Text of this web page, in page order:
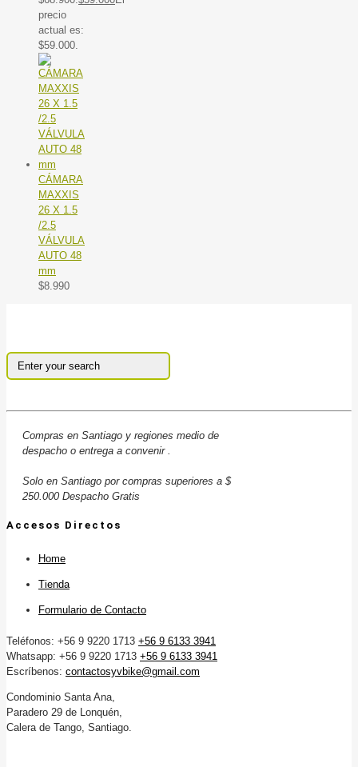
precio
actual es:
$59.000.
CÁMARA
MAXXIS
26 X 1.5
/2.5
VÁLVULA
AUTO 48
mm
$8.990
Compras en Santiago y regiones medio de
despacho o entrega a convenir .
Solo en Santiago por compras superiores a $
250.000 Despacho Gratis
Accesos Directos
Home
Tienda
Formulario de Contacto
Teléfonos: +56 9 9220 1713 +56 9 6133 3941
Whatsapp: +56 9 9220 1713 +56 9 6133 3941
Escríbenos: contactosyvbike@gmail.com
Condominio Santa Ana,
Paradero 29 de Lonquén,
Calera de Tango, Santiago.